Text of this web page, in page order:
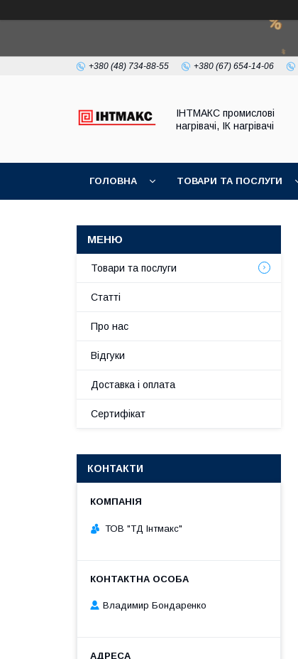
+380 (48) 734-88-55 +380 (67) 654-14-06
ІНТМАКС промислові
нагрівачі, ІК нагрівачі
ГОЛОВНА ТОВАРИ ТА ПОСЛУГИ
Товари та послуги
Статті
Про нас
Відгуки
Доставка і оплата
Сертифікат
КОНТАКТИ
ТОВ "ТД Інтмакс"
Владимир Бондаренко